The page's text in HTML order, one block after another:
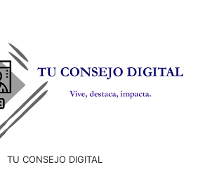
TU CONSEJO DIGITAL